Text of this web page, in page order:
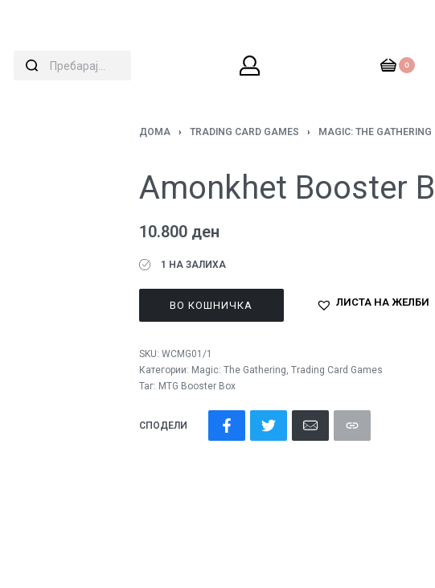
0
ДОМА › TRADING CARD GAMES › MAGIC: ТHE GATHERING
Amonkhet Booster
10.800 ден
1 НА ЗАЛИХА
ВО КОШНИЧКА ЛИСТА НА ЖЕЛБИ
SKU: WCMG01/1
Категории: Magic: Тhe Gathering, Trading Card Games
Таг: MTG Booster Box
СПОДЕЛИ